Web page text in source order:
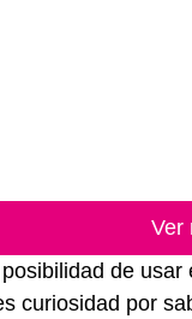
Ver
de
curiosidad por